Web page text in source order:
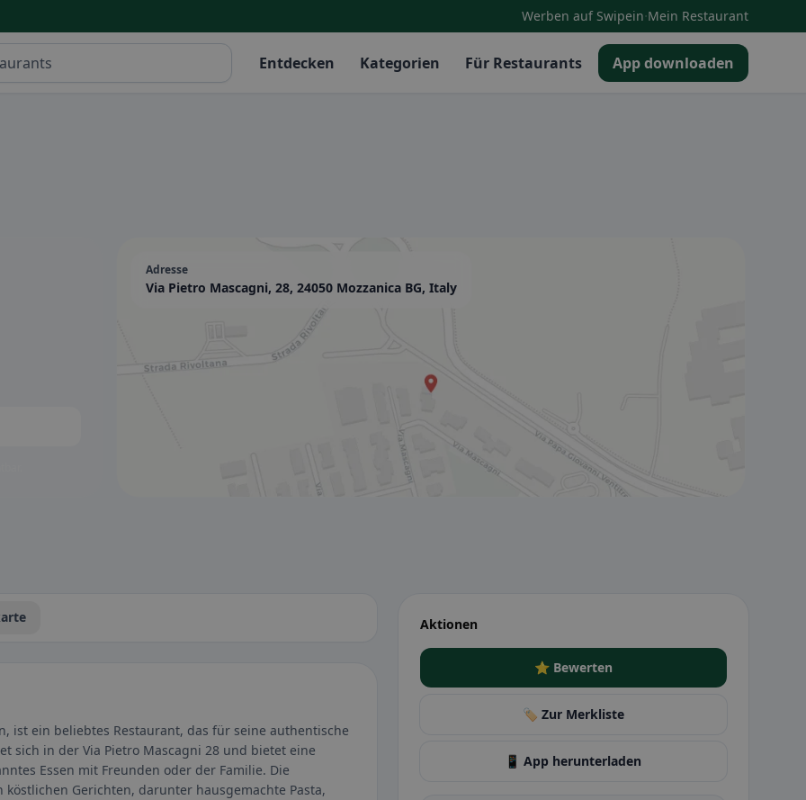
Werben auf Swipein·Mein Restaurant
Entdecken Kategorien Für Restaurants App downloaden
Adresse
Via Pietro Mascagni, 28, 24050 Mozzanica BG, Italy
ist ein beliebtes Restaurant, das für seine authentische
sich in der Via Pietro Mascagni 28 und bietet eine
Essen mit Freunden oder der Familie. Die
Gerichten, darunter hausgemachte Pasta,
Aktionen
⭐ Bewerten
🏷️ Zur Merkliste
📱 App herunterladen